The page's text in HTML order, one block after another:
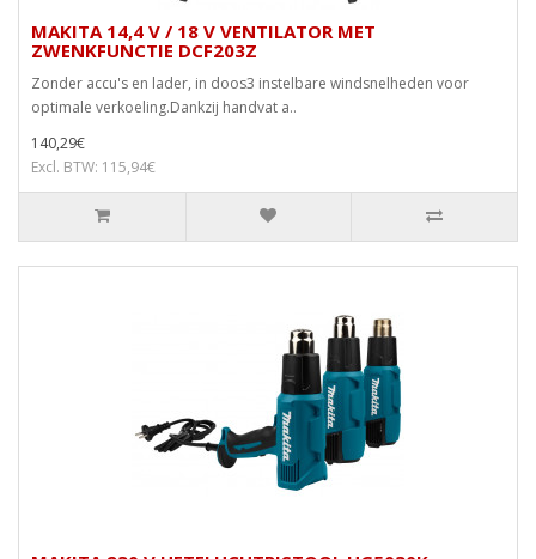
MAKITA 14,4 V / 18 V VENTILATOR MET
ZWENKFUNCTIE DCF203Z
Zonder accu's en lader, in doos3 instelbare windsnelheden voor
optimale verkoeling.Dankzij handvat a..
140,29€
Excl. BTW: 115,94€